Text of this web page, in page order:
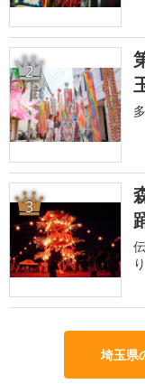
2
3
り
埼玉県